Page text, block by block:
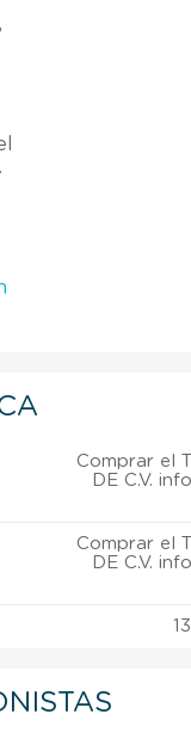
Comprar el
DE C.V.
Comprar el
DE C.V.